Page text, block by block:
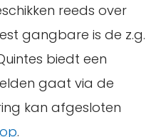
reeds over
gangbare is de z.g.
biedt een
gaat via de
kan afgesloten
.